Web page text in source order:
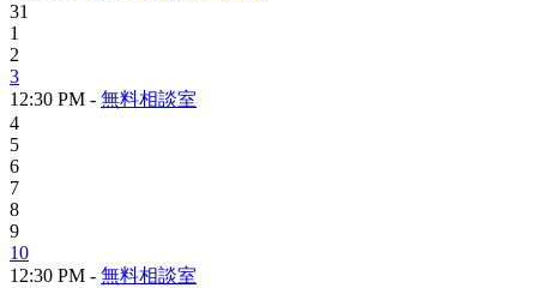
31
1
2
3
12:30 PM - 無料相談室
4
5
6
7
8
9
10
12:30 PM - 無料相談室